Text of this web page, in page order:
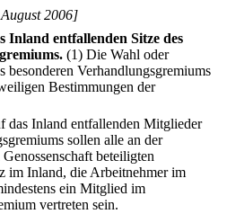
2006]
Inland entfallenden Sitze des
(1) Die Wahl oder
besonderen Verhandlungsgremiums
Bestimmungen der
das Inland entfallenden Mitglieder
sollen alle an der
beteiligten
im Inland, die Arbeitnehmer im
ein Mitglied im
vertreten sein.